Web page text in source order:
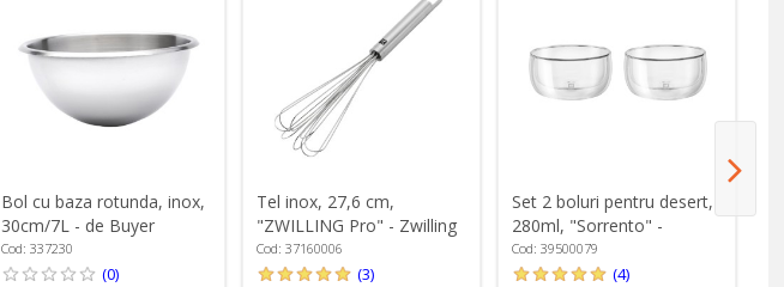
Bol cu baza rotunda, inox,
30cm/7L - de Buyer
Cod: 337230
(0)
Tel inox, 27,6 cm,
"ZWILLING Pro" - Zwilling
Cod: 37160006
(3)
Set 2 boluri pentru desert,
280ml, "Sorrento" -
Zwilling
Cod: 39500079
(4)